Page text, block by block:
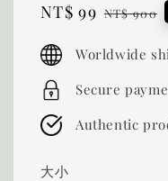
Sale
NT$ 99 Regular
NT$ 900
Worldwide
Secure
Authentic
大小